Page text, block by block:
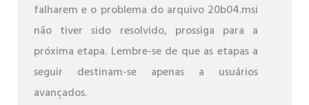
falharem e o problema do arquivo 20b04.msi
não tiver sido resolvido, prossiga para a
próxima etapa. Lembre-se de que as etapas a
seguir destinam-se apenas a usuários
avançados.